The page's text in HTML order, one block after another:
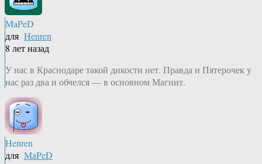
MaPeD
для Henren
8 лет назад
У нас в Краснодаре такой дикости нет. Правда и Пятерочек у
нас раз два и обчелся — в основном Магнит.
Henren
для MaPeD